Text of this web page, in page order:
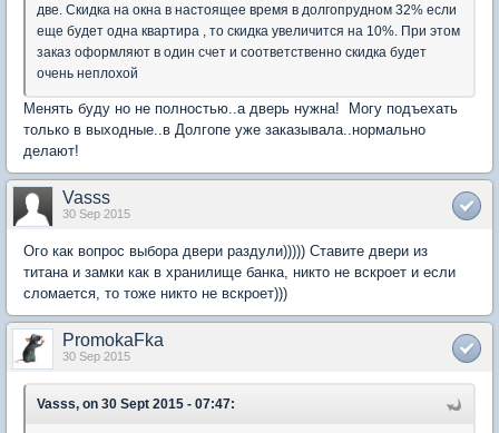
две. Скидка на окна в настоящее время в долгопрудном 32% если
еще будет одна квартира , то скидка увеличится на 10%. При этом
заказ оформляют в один счет и соответственно скидка будет
очень неплохой
Менять буду но не полностью..а дверь нужна! Могу подъехать
только в выходные..в Долгопе уже заказывала..нормально
делают!
Vasss
30 Sep 2015
Ого как вопрос выбора двери раздули))))) Ставите двери из
титана и замки как в хранилище банка, никто не вскроет и если
сломается, то тоже никто не вскроет)))
PromokaFka
30 Sep 2015
Vasss, on 30 Sept 2015 - 07:47: